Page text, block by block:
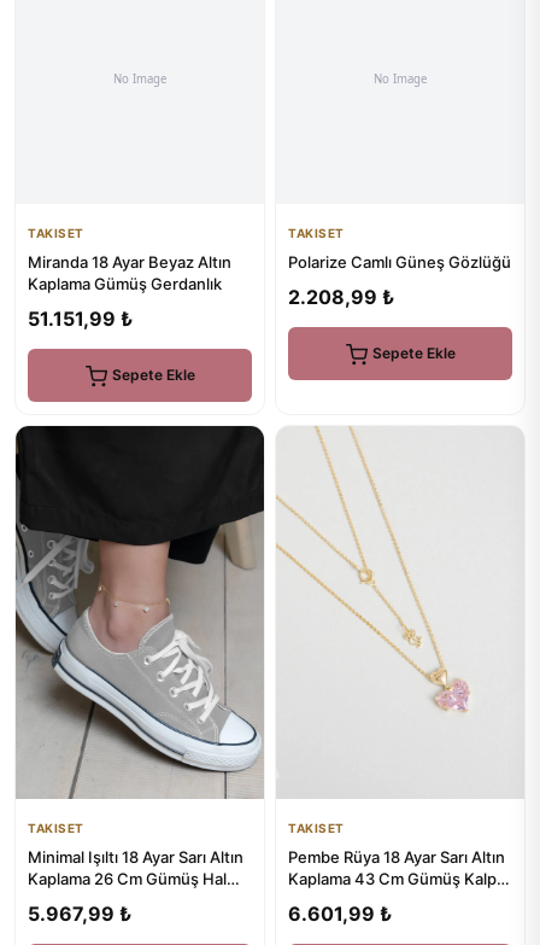
TAKISET
Miranda 18 Ayar Beyaz Altın
Kaplama Gümüş Gerdanlık
51.151,99 ₺
Sepete Ekle
TAKISET
Polarize Camlı Güneş Gözlüğü
2.208,99 ₺
Sepete Ekle
TAKISET
Minimal Işıltı 18 Ayar Sarı Altın
Kaplama 26 Cm Gümüş Hal
5.967,99 ₺
TAKISET
Pembe Rüya 18 Ayar Sarı Altın
Kaplama 43 Cm Gümüş Kalp
6.601,99 ₺